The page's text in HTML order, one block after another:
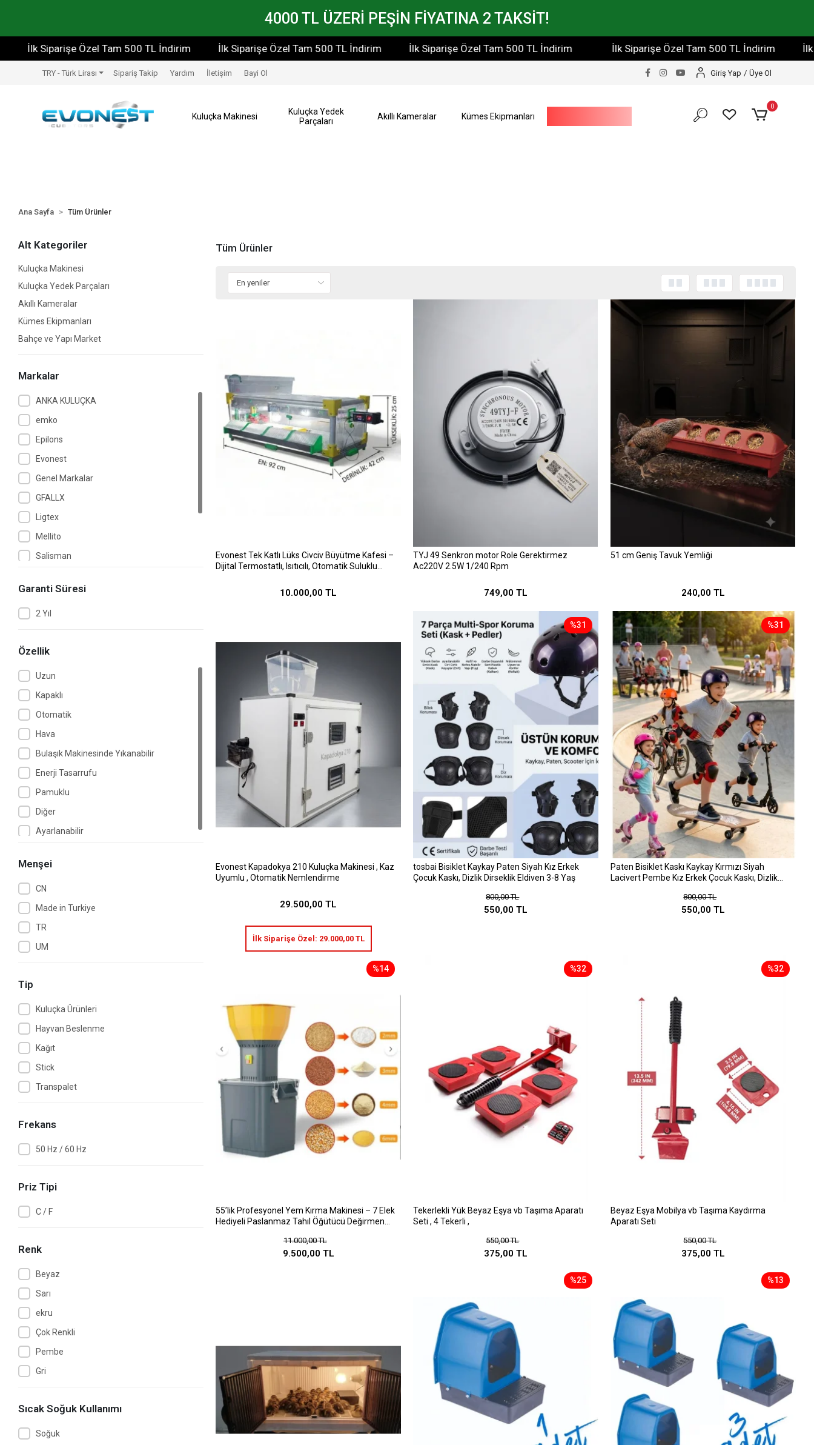
4000 TL ÜZERİ PEŞİN FİYATINA 2 TAKSİT!
Özel Tam 500 TL İndirim İlk Siparişe Özel Tam 500 TL İndirim İlk Siparişe Özel Tam 500 TL İndirim İlk Siparişe Özel Tam 500 TL İndirim İlk Siparişe
TRY - Türk Lirası Sipariş Takip Yardım İletişim Bayi Ol Giriş Yap / Üye Ol
Kuluçka Makinesi
Kuluçka Yedek
Parçaları
Akıllı Kameralar Kümes Ekipmanları
0
Ana Sayfa Tüm Ürünler
Alt Kategoriler
Kuluçka Makinesi
Kuluçka Yedek Parçaları
Akıllı Kameralar
Kümes Ekipmanları
Bahçe ve Yapı Market
Markalar
ANKA KULUÇKA
emko
Epilons
Evonest
Genel Markalar
GFALLX
Ligtex
Mellito
Salisman
Tosbai
Tunçmatik
Garanti Süresi
2 Yıl
Özellik
Uzun
Kapaklı
Otomatik
Hava
Bulaşık Makinesinde Yıkanabilir
Enerji Tasarrufu
Pamuklu
Diğer
Ayarlanabilir
Menşei
CN
Made in Turkiye
TR
UM
Tip
Kuluçka Ürünleri
Hayvan Beslenme
Kağıt
Stick
Transpalet
Frekans
50 Hz / 60 Hz
Priz Tipi
C / F
Renk
Beyaz
Sarı
ekru
Çok Renkli
Pembe
Gri
Sıcak Soğuk Kullanımı
Soğuk
Tüm Ürünler
Evonest Tek Katlı Lüks Civciv Büyütme Kafesi –
Dijital Termostatlı, Isıtıcılı, Otomatik Suluklu
10.000,00 TL
TYJ 49 Senkron motor Role Gerektirmez
Ac220V 2.5W 1/240 Rpm
749,00 TL
51 cm Geniş Tavuk Yemliği
240,00 TL
Evonest Kapadokya 210 Kuluçka Makinesi , Kaz
Uyumlu , Otomatik Nemlendirme
29.500,00 TL
İlk Siparişe Özel: 29.000,00 TL
%31
tosbai Bisiklet Kaykay Paten Siyah Kız Erkek
Çocuk Kaskı, Dizlik Dirseklik Eldiven 3-8 Yaş
800,00 TL
550,00 TL
%31
Paten Bisiklet Kaskı Kaykay Kırmızı Siyah
Lacivert Pembe Kız Erkek Çocuk Kaskı, Dizlik
800,00 TL
550,00 TL
%14
55’lik Profesyonel Yem Kırma Makinesi – 7 Elek
Hediyeli Paslanmaz Tahıl Öğütücü Değirmen
11.000,00 TL
9.500,00 TL
%32
Tekerlekli Yük Beyaz Eşya vb Taşıma Aparatı
Seti , 4 Tekerli ,
550,00 TL
375,00 TL
%32
Beyaz Eşya Mobilya vb Taşıma Kaydırma
Aparatı Seti
550,00 TL
375,00 TL
%25 %13